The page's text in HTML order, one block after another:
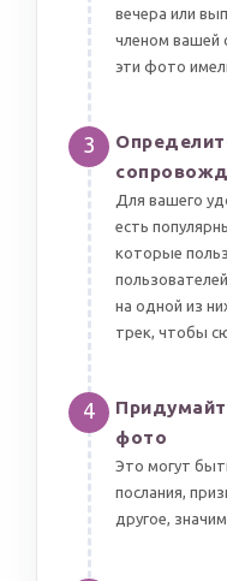
вечера или
членом вашей
эти фото
3
Для вашего
есть
которые
на одной из
трек, чтобы
4
фото
Это могут
послания,
другое,